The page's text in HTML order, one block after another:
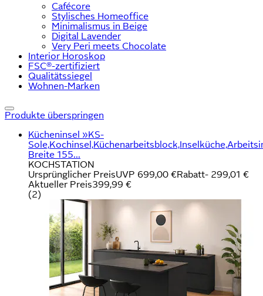
Cafécore
Stylisches Homeoffice
Minimalismus in Beige
Digital Lavender
Very Peri meets Chocolate
Interior Horoskop
FSC®-zertifiziert
Qualitätssiegel
Wohnen-Marken
Produkte überspringen
Kücheninsel »KS-
Breite 155...
KOCHSTATION
Ursprünglicher PreisUVP 699,00 €Rabatt- 299,01 €
Aktueller Preis399,99 €
(2)